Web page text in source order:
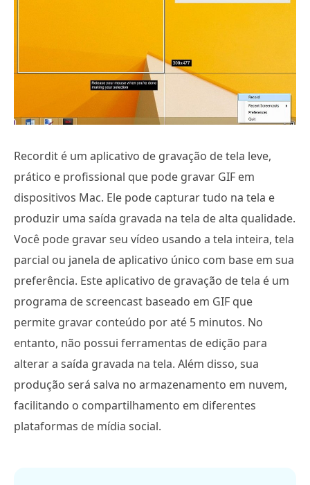
Recordit é um aplicativo de gravação de tela leve,
prático e profissional que pode gravar GIF em
dispositivos Mac. Ele pode capturar tudo na tela e
produzir uma saída gravada na tela de alta qualidade.
Você pode gravar seu vídeo usando a tela inteira, tela
parcial ou janela de aplicativo único com base em sua
preferência. Este aplicativo de gravação de tela é um
programa de screencast baseado em GIF que
permite gravar conteúdo por até 5 minutos. No
entanto, não possui ferramentas de edição para
alterar a saída gravada na tela. Além disso, sua
produção será salva no armazenamento em nuvem,
facilitando o compartilhamento em diferentes
plataformas de mídia social.